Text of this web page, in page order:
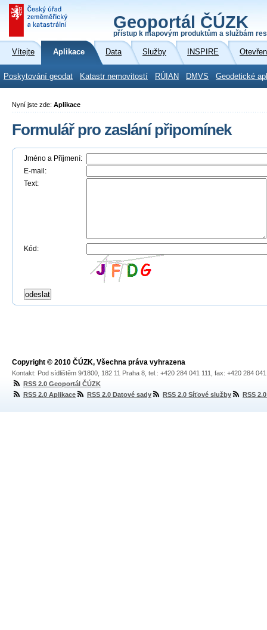
Geoportál ČÚZK
přístup k mapovým produktům a službám
Vítejte Aplikace Data Služby INSPIRE
Poskytování geodat Katastr nemovitostí RÚIAN DMVS Geodetické
Nyní jste zde: Aplikace
Formulář pro zaslání připomínek
Jméno a Příjmení:
E-mail:
Text:
Kód:
Copyright © 2010 ČÚZK, Všechna práva vyhrazena
Kontakt: Pod sídlištěm 9/1800, 182 11 Praha 8, tel.: +420 284 041 111, fax: +420 284
RSS 2.0 Geoportál ČÚZK
RSS 2.0 Aplikace
RSS 2.0 Datové sady RSS 2.0 Síťové služby RSS